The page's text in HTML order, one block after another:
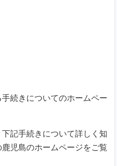
続きについてのホームペー
記手続きについて詳しく知
児島のホームページをご覧